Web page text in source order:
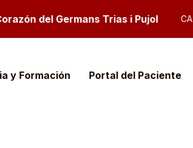
del Germans Trias i Pujol CA
y Formación Portal del Paciente